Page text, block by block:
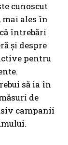
cunoscut
mai ales în
întrebări
și despre
pentru
să ia în
de
campanii